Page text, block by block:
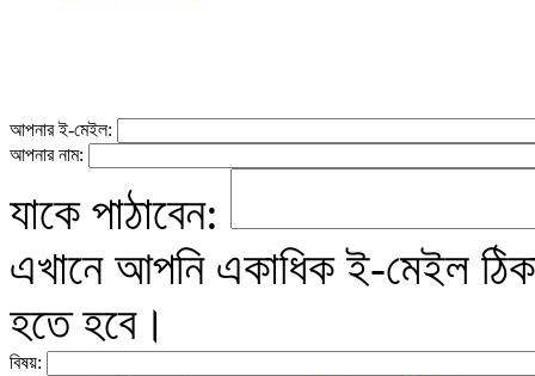
আপনার ই-মেইল:
আপনার নাম:
যাকে পাঠাবেন:
এখানে আপনি একাধিক ই-মেইল
হতে হবে।
বিষয়: